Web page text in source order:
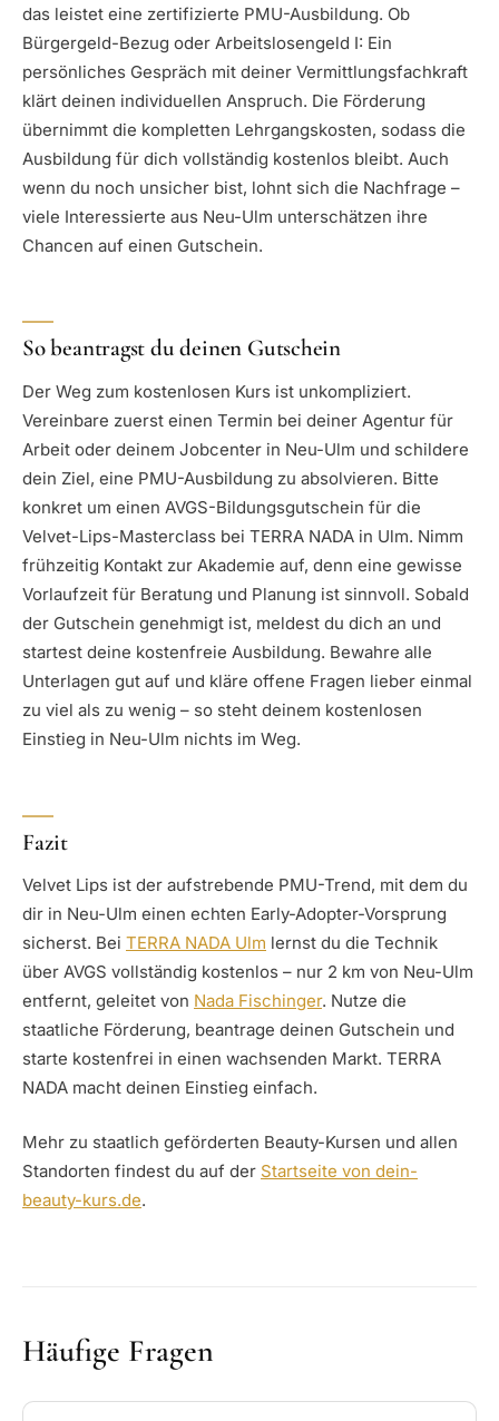
das leistet eine zertifizierte PMU-Ausbildung. Ob
Bürgergeld-Bezug oder Arbeitslosengeld I: Ein
persönliches Gespräch mit deiner Vermittlungsfachkraft
klärt deinen individuellen Anspruch. Die Förderung
übernimmt die kompletten Lehrgangskosten, sodass die
Ausbildung für dich vollständig kostenlos bleibt. Auch
wenn du noch unsicher bist, lohnt sich die Nachfrage –
viele Interessierte aus Neu-Ulm unterschätzen ihre
Chancen auf einen Gutschein.
So beantragst du deinen Gutschein
Der Weg zum kostenlosen Kurs ist unkompliziert.
Vereinbare zuerst einen Termin bei deiner Agentur für
Arbeit oder deinem Jobcenter in Neu-Ulm und schildere
dein Ziel, eine PMU-Ausbildung zu absolvieren. Bitte
konkret um einen AVGS-Bildungsgutschein für die
Velvet-Lips-Masterclass bei TERRA NADA in Ulm. Nimm
frühzeitig Kontakt zur Akademie auf, denn eine gewisse
Vorlaufzeit für Beratung und Planung ist sinnvoll. Sobald
der Gutschein genehmigt ist, meldest du dich an und
startest deine kostenfreie Ausbildung. Bewahre alle
Unterlagen gut auf und kläre offene Fragen lieber einmal
zu viel als zu wenig – so steht deinem kostenlosen
Einstieg in Neu-Ulm nichts im Weg.
Fazit
Velvet Lips ist der aufstrebende PMU-Trend, mit dem du
dir in Neu-Ulm einen echten Early-Adopter-Vorsprung
sicherst. Bei TERRA NADA Ulm lernst du die Technik
über AVGS vollständig kostenlos – nur 2 km von Neu-Ulm
entfernt, geleitet von Nada Fischinger. Nutze die
staatliche Förderung, beantrage deinen Gutschein und
starte kostenfrei in einen wachsenden Markt. TERRA
NADA macht deinen Einstieg einfach.
Mehr zu staatlich geförderten Beauty-Kursen und allen
Standorten findest du auf der Startseite von dein-
beauty-kurs.de.
Häufige Fragen